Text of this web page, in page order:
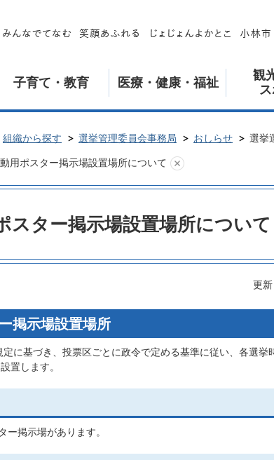
子育て・教育 医療・健康・福祉
観
組織から探す 選挙管理委員会事務局 おしらせ 選挙
用ポスター掲示場設置場所について
スター掲示場設置場所について
更
掲示場設置場所
に基づき、投票区ごとに政令で定める基準に従い、各選挙
置します。
ー掲示場があります。